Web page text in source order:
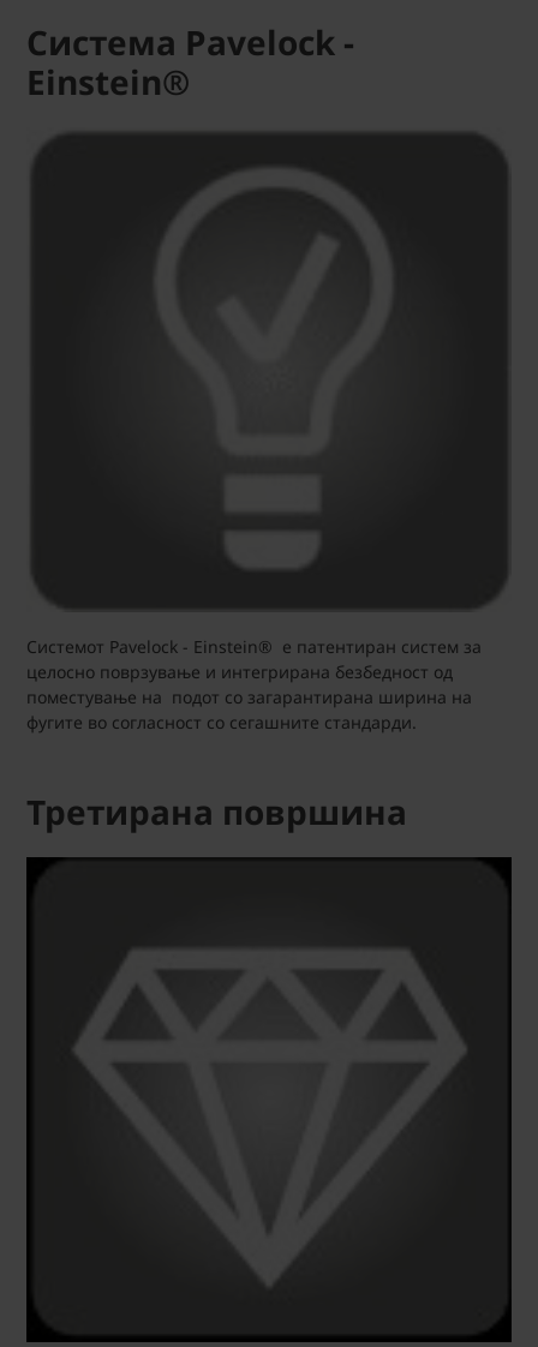
Система Pavelock -
Einstein®
Системот Pavelock - Einstein® е патентиран систем за
целосно поврзување и интегрирана безбедност од
поместување на подот со загарантирана ширина на
фугите во согласност со сегашните стандарди.
Третирана површина